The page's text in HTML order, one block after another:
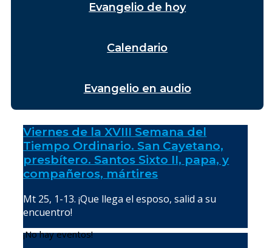
Evangelio de hoy
Calendario
Evangelio en audio
Viernes de la XVIII Semana del
Tiempo Ordinario. San Cayetano,
presbítero. Santos Sixto II, papa, y
compañeros, mártires
Mt 25, 1-13. ¡Que llega el esposo, salid a su
encuentro!
¡No hay eventos!